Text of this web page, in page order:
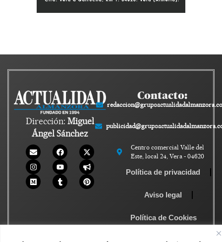
Dirección: Miguel
Ángel Sánchez
Contacto:
Centro comercial Valle del
Este, local 24, Vera - 04620
Política de privacidad
Aviso legal
Política de Cookies